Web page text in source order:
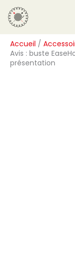
Aller
au
contenu
Accueil
Avis : buste
présentation
R
e
c
h
e